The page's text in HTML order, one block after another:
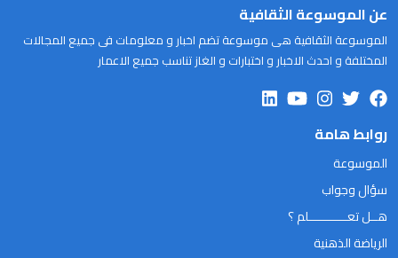
عن الموسوعة الثقافية
الموسوعة الثقافية هى موسوعة تضم اخبار و معلومات فى جميع المجالات
المختلفة و احدث الاخبار و اختبارات و الغاز تناسب جميع الاعمار
روابط هامة
الموسوعة
سؤال وجواب
هــل تعـــــــــــلم ؟
الرياضة الذهنية